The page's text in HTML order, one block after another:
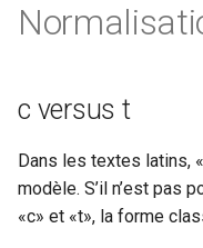
a
c versus t
cz versus sz versus tz
dz versus dc versus wz
i-j-compensation
Interventions dans le
Variantes de texte
Paratextes
Personnes
Organisations et familles
Lieux et espaces
Mots clés
ab
add
additional
c versus t
Dans les textes latins,
modèle. S’il n’est pas
«c» et «t», la forme